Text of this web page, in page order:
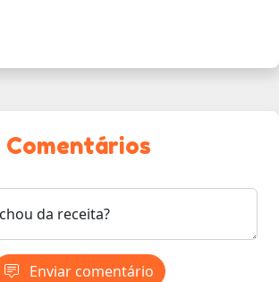
Comentários
da receita?
Enviar comentário